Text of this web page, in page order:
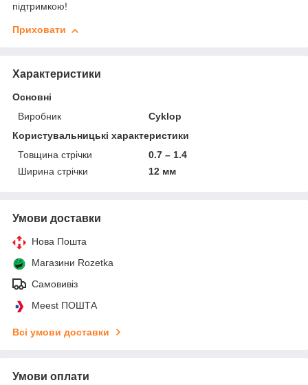
підтримкою!
Приховати
Характеристики
Основні
Виробник
Cyklop
Користувальницькі характеристики
Товщина стрічки
0.7 – 1.4
Ширина стрічки
12 мм
Умови доставки
Нова Пошта
Магазини Rozetka
Самовивіз
Meest ПОШТА
Всі умови доставки
Умови оплати